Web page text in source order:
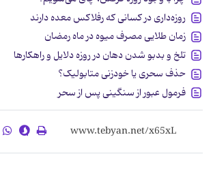
روزه‌داری در کسانی که رفلاکس معده دارند
زمان طلایی مصرف میوه در ماه رمضان
تلخ و بدبو شدن دهان در روزه دلایل و راهکارها
حذف سحری یا خودزنی متابولیک؟
فرمول عبور از سنگینی پس از سحر